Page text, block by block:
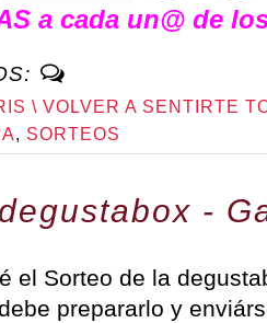
a cada un@ de
\ VOLVER A SENTIRTE
, SORTEOS
-
el Sorteo de la
prepararlo y